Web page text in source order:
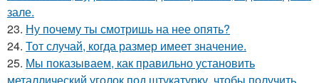
зале.
23. Ну почему ты смотришь на нее опять?
24. Тот случай, когда размер имеет значение.
25. Мы показываем, как правильно установить